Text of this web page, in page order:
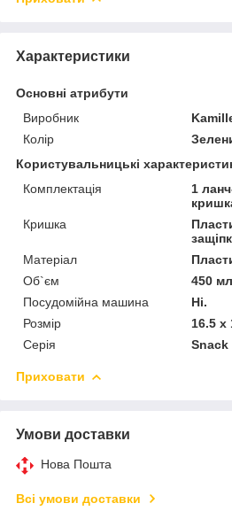
Характеристики
Основні атрибути
Виробник
Колір
Користувальницькі
Комплектація
1
Кришка
Матеріал
Об`єм
450
Посудомійна машина
Ні.
Розмір
16.5 х
Серія
Snack
Приховати
Умови доставки
Нова Пошта
Всі умови доставки